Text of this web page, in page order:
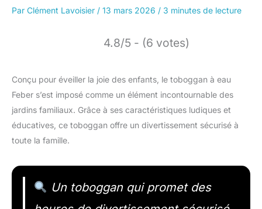
Par Clément Lavoisier / 13 mars 2026 / 3 minutes de lecture
4.8/5 - (6 votes)
Conçu pour éveiller la joie des enfants, le toboggan à eau
Feber s’est imposé comme un élément incontournable des
jardins familiaux. Grâce à ses caractéristiques ludiques et
éducatives, ce toboggan offre un divertissement sécurisé à
toute la famille.
Un toboggan qui promet des